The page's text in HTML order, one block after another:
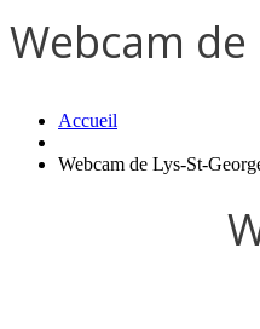
Webcam de
Accueil
Webcam de Lys-St-